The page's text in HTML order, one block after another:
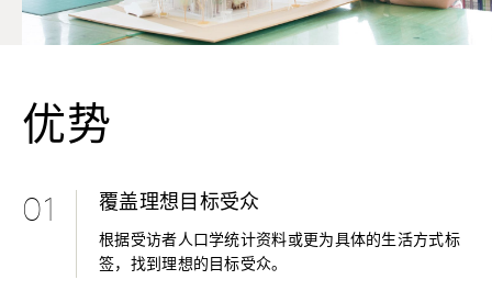
优势
01 覆盖理想目标受众
根据受访者人口学统计资料或更为具体的生活方式标
签，找到理想的目标受众。